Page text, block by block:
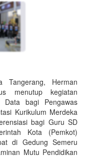
Tangerang, Herman
menutup kegiatan
Data bagi Pengawas
Kurikulum Merdeka
bagi Guru SD
Kota (Pemkot)
di Gedung Semeru
Mutu Pendidikan